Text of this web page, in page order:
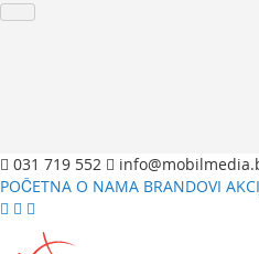
031 719 552
POČETNA O NAMA BRANDOVI